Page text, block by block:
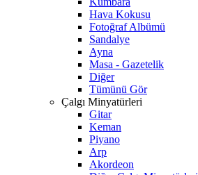
Hava Kokusu
Fotoğraf Albümü
Sandalye
Ayna
Masa - Gazetelik
Diğer
Tümünü Gör
Çalgı Minyatürleri
Gitar
Keman
Piyano
Arp
Akordeon